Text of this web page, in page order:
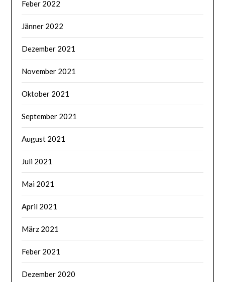
Feber 2022
Jänner 2022
Dezember 2021
November 2021
Oktober 2021
September 2021
August 2021
Juli 2021
Mai 2021
April 2021
März 2021
Feber 2021
Dezember 2020